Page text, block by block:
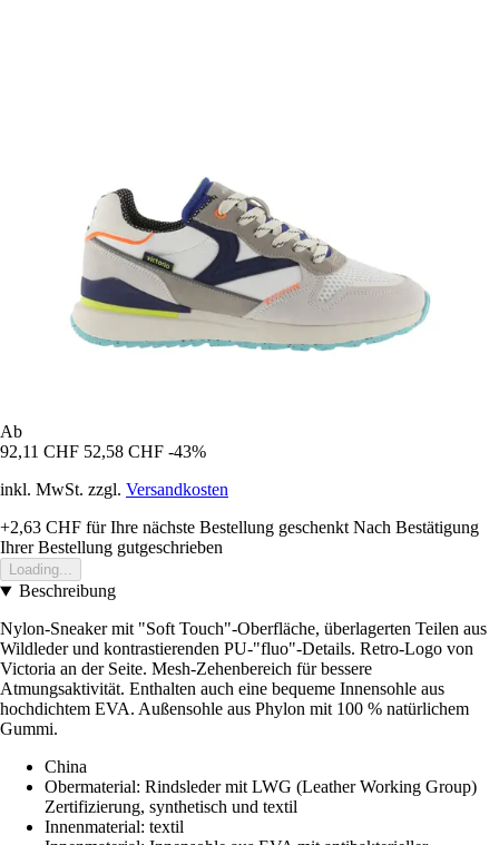
Ab
92,11 CHF 52,58 CHF -43%
inkl. MwSt. zzgl. Versandkosten
+2,63 CHF für Ihre nächste Bestellung geschenkt Nach Bestätigung
Ihrer Bestellung gutgeschrieben
Loading...
Beschreibung
Nylon-Sneaker mit "Soft Touch"-Oberfläche, überlagerten Teilen aus
Wildleder und kontrastierenden PU-"fluo"-Details. Retro-Logo von
Victoria an der Seite. Mesh-Zehenbereich für bessere
Atmungsaktivität. Enthalten auch eine bequeme Innensohle aus
hochdichtem EVA. Außensohle aus Phylon mit 100 % natürlichem
Gummi.
China
Obermaterial: Rindsleder mit LWG (Leather Working Group)
Zertifizierung, synthetisch und textil
Innenmaterial: textil